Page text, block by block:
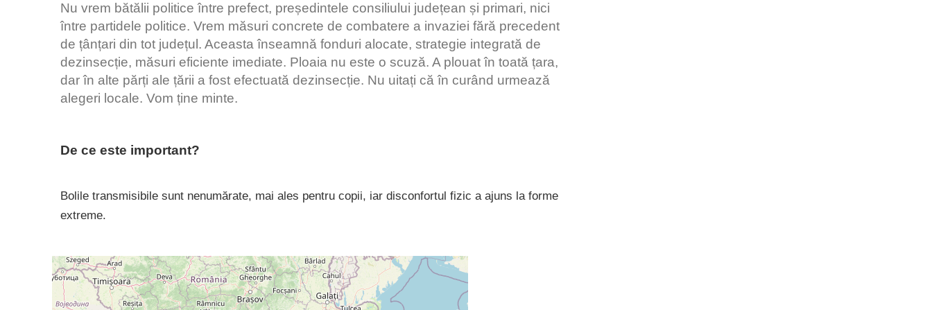
Nu vrem bătălii politice între prefect, președintele consiliului județean și primari, nici
între partidele politice. Vrem măsuri concrete de combatere a invaziei fără precedent
de țânțari din tot județul. Aceasta înseamnă fonduri alocate, strategie integrată de
dezinsecție, măsuri eficiente imediate. Ploaia nu este o scuză. A plouat în toată țara,
dar în alte părți ale țării a fost efectuată dezinsecție. Nu uitați că în curând urmează
alegeri locale. Vom ține minte.
De ce este important?
Bolile transmisibile sunt nenumărate, mai ales pentru copii, iar disconfortul fizic a ajuns la forme
extreme.